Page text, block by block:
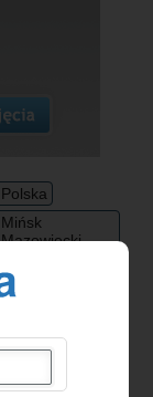
Polska
Mińsk
Mazowiecki
Sam(-a)
okazjonalnie